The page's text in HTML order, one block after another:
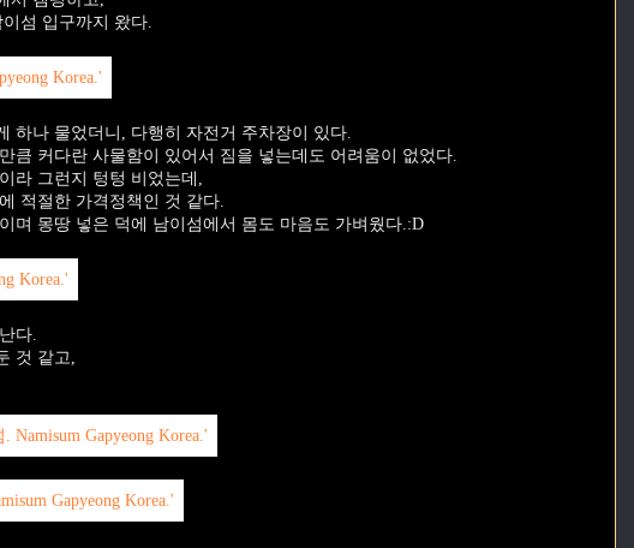
섬 입구까지 왔다.
하나 물었더니, 다행히 자전거 주차장이 있다.
큼 커다란 사물함이 있어서 짐을 넣는데도 어려움이 없었다.
라 그런지 텅텅 비었는데,
적절한 가격정책인 것 같다.
며 몽땅 넣은 덕에 남이섬에서 몸도 마음도 가벼웠다.:D
다.
것 같고,